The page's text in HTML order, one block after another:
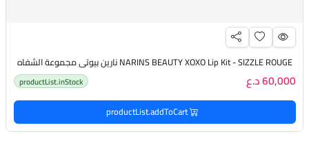
NARINS BEAUTY XOXO Lip Kit - SIZZLE ROUGE نارين بيوتي مجموعة الشفاه
60,000 د.ع productList.inStock
productList.addToCart